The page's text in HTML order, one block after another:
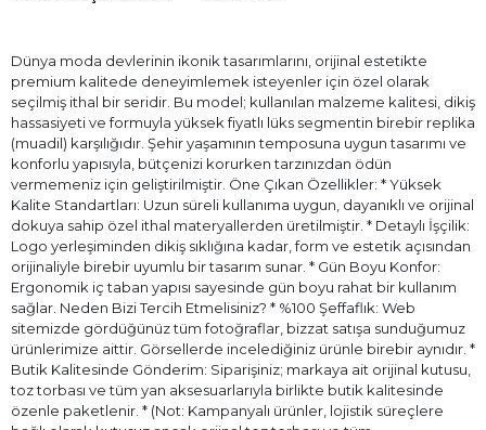
Dünya moda devlerinin ikonik tasarımlarını, orijinal estetikte
premium kalitede deneyimlemek isteyenler için özel olarak
seçilmiş ithal bir seridir. Bu model; kullanılan malzeme kalitesi, dikiş
hassasiyeti ve formuyla yüksek fiyatlı lüks segmentin birebir replika
(muadil) karşılığıdır. Şehir yaşamının temposuna uygun tasarımı ve
konforlu yapısıyla, bütçenizi korurken tarzınızdan ödün
vermemeniz için geliştirilmiştir. Öne Çıkan Özellikler: * Yüksek
Kalite Standartları: Uzun süreli kullanıma uygun, dayanıklı ve orijinal
dokuya sahip özel ithal materyallerden üretilmiştir. * Detaylı İşçilik:
Logo yerleşiminden dikiş sıklığına kadar, form ve estetik açısından
orijinaliyle birebir uyumlu bir tasarım sunar. * Gün Boyu Konfor:
Ergonomik iç taban yapısı sayesinde gün boyu rahat bir kullanım
sağlar. Neden Bizi Tercih Etmelisiniz? * %100 Şeffaflık: Web
sitemizde gördüğünüz tüm fotoğraflar, bizzat satışa sunduğumuz
ürünlerimize aittir. Görsellerde incelediğiniz ürünle birebir aynıdır. *
Butik Kalitesinde Gönderim: Siparişiniz; markaya ait orijinal kutusu,
toz torbası ve tüm yan aksesuarlarıyla birlikte butik kalitesinde
özenle paketlenir. * (Not: Kampanyalı ürünler, lojistik süreçlere